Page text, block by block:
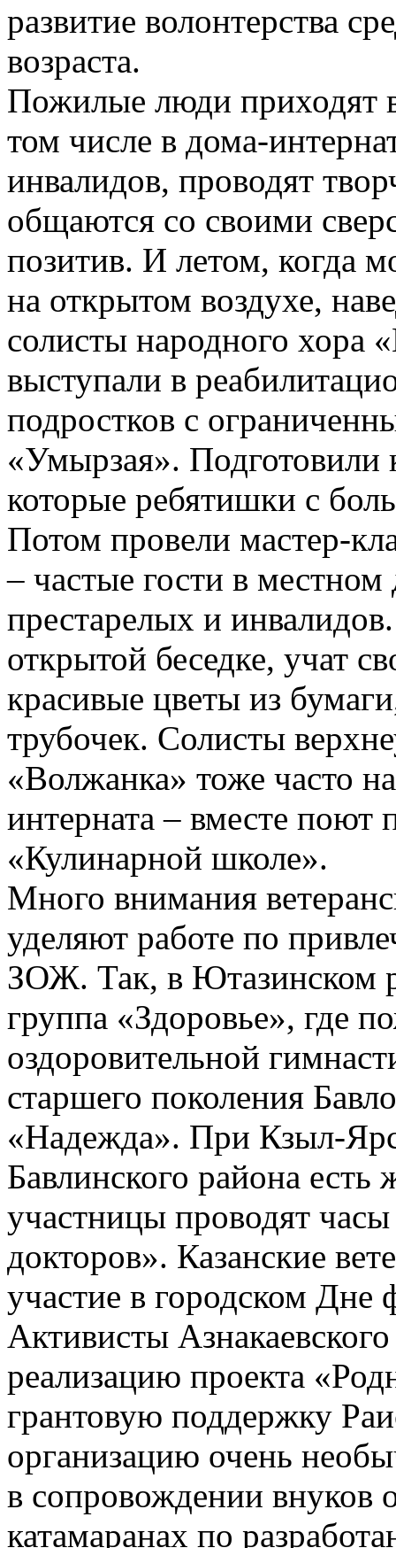
развитие волонтерства
возраста.
Пожилые люди приходят
том числе в дома-
инвалидов, проводят
общаются со своими
позитив. И летом, когда
на открытом воздухе,
солисты народного хора
выступали в
подростков с
«Умырзая». Подготовили
которые ребятишки с
Потом провели мастер-
– частые гости в местном
престарелых и
открытой беседке, учат
красивые цветы из
трубочек. Солисты
«Волжанка» тоже часто
интерната – вместе поют
«Кулинарной школе».
Много внимания
уделяют работе по
ЗОЖ. Так, в Ютазинском
группа «Здоровье», где
оздоровительной
старшего поколения
«Надежда». При Кзыл-
Бавлинского района
участницы проводят часы
докторов». Казанские
участие в городском Дне
Активисты
реализацию проекта
грантовую поддержку
организацию очень
в сопровождении внуков
катамаранах по